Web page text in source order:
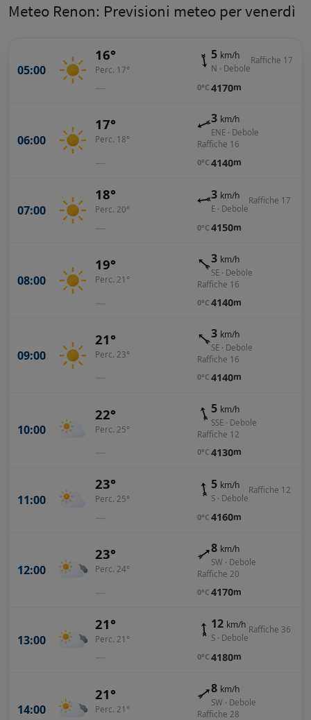
Meteo Renon: Previsioni meteo per venerdì
05:00
16°
Perc. 17°
—
5 km/h
N · Debole
Raffiche 17
0°C 4170m
06:00
17°
Perc. 18°
—
3 km/h
ENE · Debole
Raffiche 16
0°C 4140m
07:00
18°
Perc. 20°
—
3 km/h
E · Debole
Raffiche 17
0°C 4150m
08:00
19°
Perc. 21°
—
3 km/h
SE · Debole
Raffiche 16
0°C 4140m
09:00
21°
Perc. 23°
—
3 km/h
SE · Debole
Raffiche 16
0°C 4140m
10:00
22°
Perc. 25°
—
5 km/h
SSE · Debole
Raffiche 12
0°C 4130m
11:00
23°
Perc. 25°
—
5 km/h
S · Debole
Raffiche 12
0°C 4160m
12:00
23°
Perc. 24°
—
8 km/h
SW · Debole
Raffiche 20
0°C 4170m
13:00
21°
Perc. 21°
—
12 km/h
S · Debole
Raffiche 36
0°C 4180m
14:00
21°
Perc. 21°
8 km/h
SW · Debole
Raffiche 28